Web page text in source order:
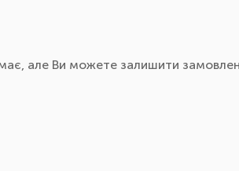
але Ви можете залишити